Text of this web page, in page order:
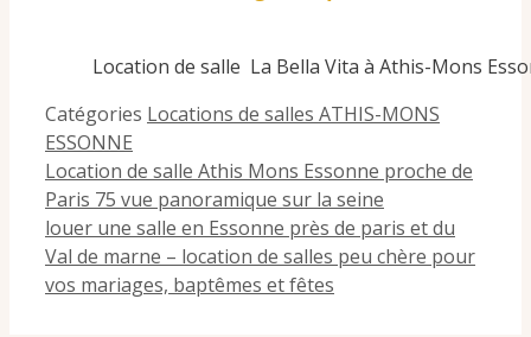
Location de salle La Bella Vita à Athis-Mons
Catégories Locations de salles ATHIS-MONS
ESSONNE
Location de salle Athis Mons Essonne proche de
Paris 75 vue panoramique sur la seine
louer une salle en Essonne près de paris et du
Val de marne – location de salles peu chère pour
vos mariages, baptêmes et fêtes